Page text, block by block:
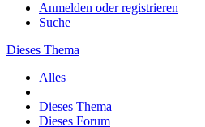
Anmelden oder registrieren
Suche
Dieses Thema
Alles
Dieses Thema
Dieses Forum